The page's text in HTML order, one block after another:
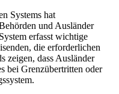
Systems hat
und Ausländer
erfasst wichtige
die erforderlichen
zeigen, dass Ausländer
bei Grenzübertritten oder